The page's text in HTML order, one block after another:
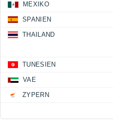
MEXIKO
SPANIEN
THAILAND
TUNESIEN
VAE
ZYPERN